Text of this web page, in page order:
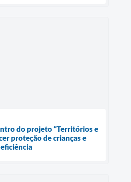
do projeto “Territórios e
proteção de crianças e